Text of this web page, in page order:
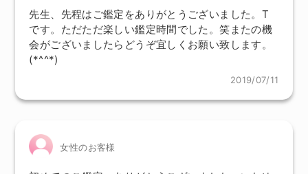
先生、先程はご鑑定をありがとうございました。T
です。ただただ楽しい鑑定時間でした。笑またの機
会がございましたらどうぞ宜しくお願い致します。
(*^^*)
2019/07/11
女性のお客様